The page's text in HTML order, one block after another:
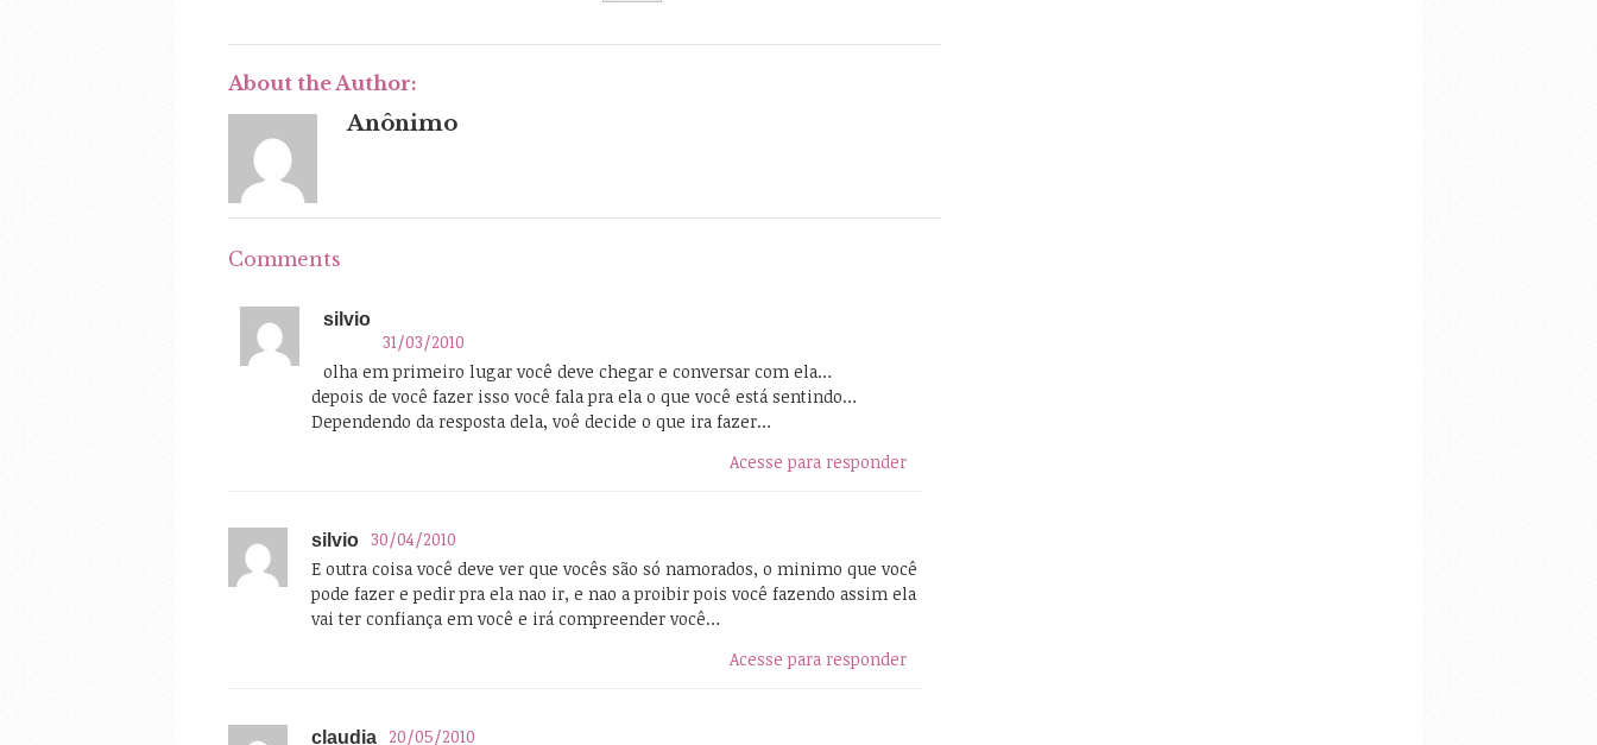
About the Author:
Anônimo
Comments
silvio
31/03/2010
olha em primeiro lugar você deve chegar e conversar com ela…
depois de você fazer isso você fala pra ela o que você está sentindo…
Dependendo da resposta dela, voê decide o que ira fazer…
Acesse para responder
silvio 30/04/2010
E outra coisa você deve ver que vocês são só namorados, o minimo que você
pode fazer e pedir pra ela nao ir, e nao a proibir pois você fazendo assim ela
vai ter confiança em você e irá compreender você…
Acesse para responder
claudia
20/05/2010